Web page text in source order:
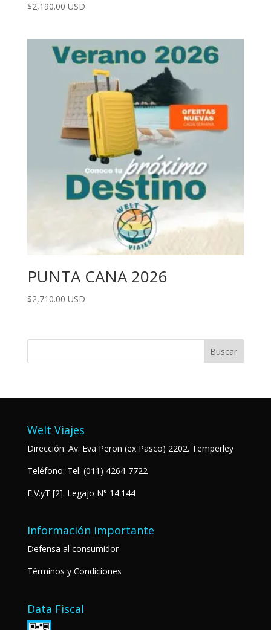
$2,190.00 USD
PUNTA CANA 2026
$2,710.00 USD
Welt Viajes
Dirección: Av. Eva Peron (ex Pasco) 2202. Temperley
Teléfono: Tel: (011) 4264-7722
E.V.yT [2]. Legajo N° 14.144
Información importante
Defensa al consumidor
Términos y Condiciones
Data Fiscal